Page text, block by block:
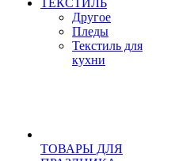
ТЕКСТИЛЬ
Другое
Пледы
Текстиль для
кухни
ТОВАРЫ ДЛЯ